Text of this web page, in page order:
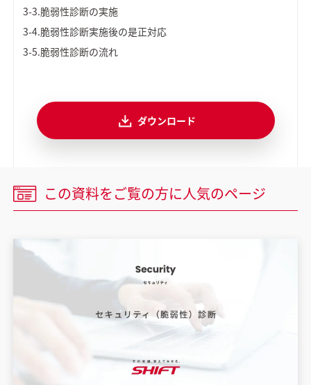
3-3.脆弱性診断の実施
3-4.脆弱性診断実施後の是正対応
3-5.脆弱性診断の流れ
ダウンロード
この資料をご覧の方に人気のページ